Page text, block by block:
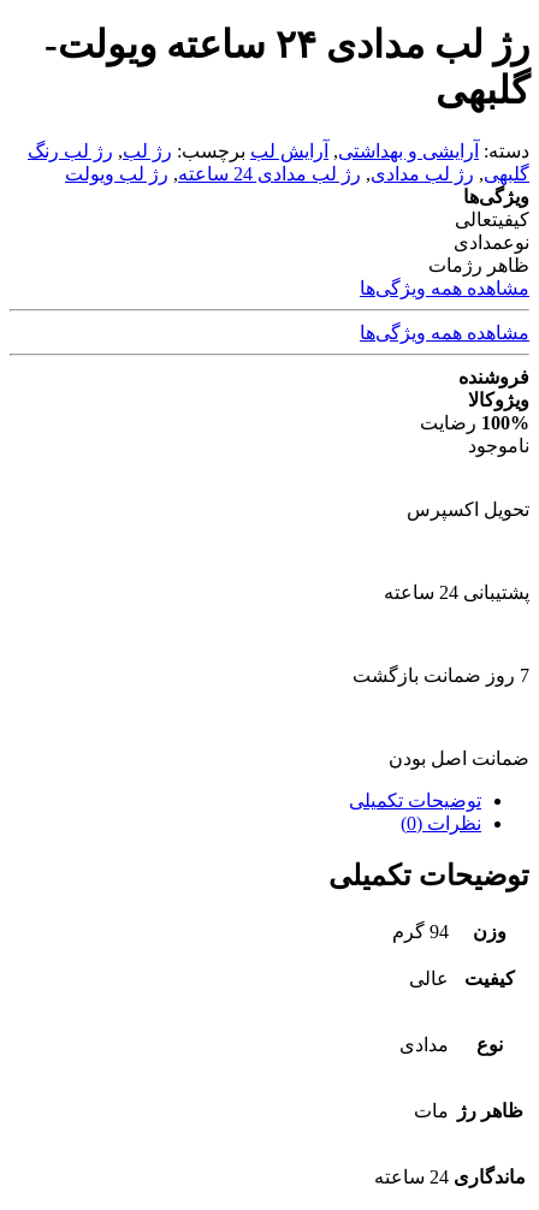
رژ لب مدادی ۲۴ ساعته ویولت-
گلبهی
دسته: آرایشی و بهداشتی, آرایش لب برچسب: رژ لب, رژ لب رنگ
گلبهی, رژ لب مدادی, رژ لب مدادی 24 ساعته , رژ لب ویولت
ویژگی‌ها
کیفیتعالی
نوعمدادی
ظاهر رژ مات
مشاهده همه ویژگی‌ها
مشاهده همه ویژگی‌ها
فروشنده
ویژوکالا
100% رضایت
ناموجود
تحویل اکسپرس
پشتیبانی 24 ساعته
7 روز ضمانت بازگشت
ضمانت اصل بودن
توضیحات تکمیلی
نظرات (0)
توضیحات تکمیلی
وزن 94 گرم
کیفیت عالی
نوع مدادی
ظاهر رژ مات
ماندگاری 24 ساعته